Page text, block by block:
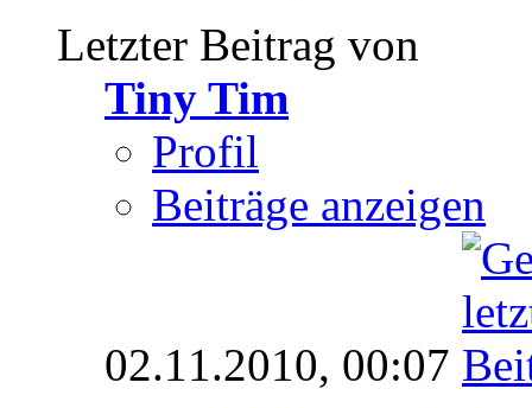
Letzter Beitrag von
Tiny Tim
Profil
Beiträge anzeigen
02.11.2010, 00:07